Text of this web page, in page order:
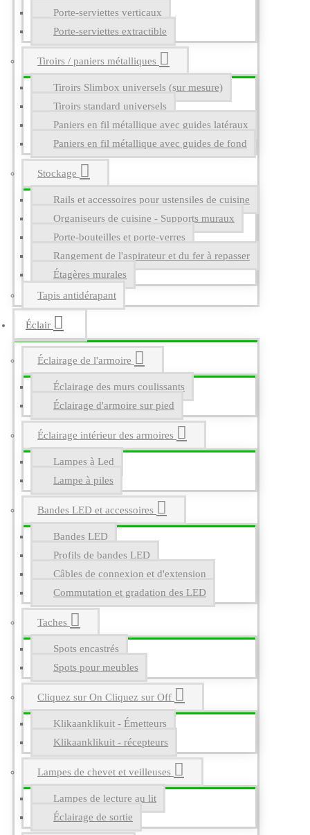
Porte-serviettes verticaux
Porte-serviettes extractible
Tiroirs / paniers métalliques
Tiroirs Slimbox universels (sur mesure)
Tiroirs standard universels
Paniers en fil métallique avec guides latéraux
Paniers en fil métallique avec guides de fond
Stockage
Rails et accessoires pour ustensiles de cuisine
Organiseurs de cuisine - Supports muraux
Porte-bouteilles et porte-verres
Rangement de l'aspirateur et du fer à repasser
Étagères murales
Tapis antidérapant
Éclair
Éclairage de l'armoire
Éclairage des murs coulissants
Éclairage d'armoire sur pied
Éclairage intérieur des armoires
Lampes à Led
Lampe à piles
Bandes LED et accessoires
Bandes LED
Profils de bandes LED
Câbles de connexion et d'extension
Commutation et gradation des LED
Taches
Spots encastrés
Spots pour meubles
Cliquez sur On Cliquez sur Off
Klikaanklikuit - Émetteurs
Klikaanklikuit - récepteurs
Lampes de chevet et veilleuses
Lampes de lecture au lit
Éclairage de sortie